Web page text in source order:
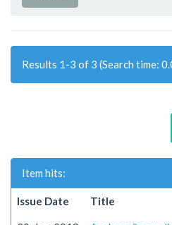
Results 1-3 of 3 (Search time:
Item hits:
Issue Date Title